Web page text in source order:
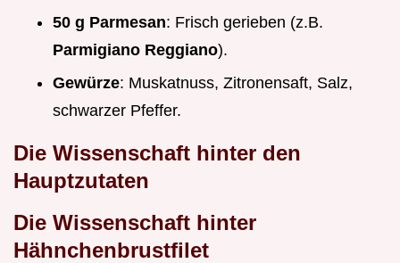
50 g Parmesan: Frisch gerieben (z.B.
Parmigiano Reggiano).
Gewürze: Muskatnuss, Zitronensaft, Salz,
schwarzer Pfeffer.
Die Wissenschaft hinter den
Hauptzutaten
Die Wissenschaft hinter
Hähnchenbrustfilet